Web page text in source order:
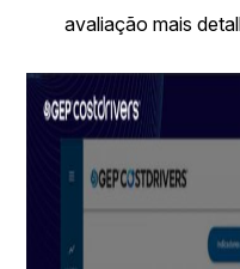
avaliação mais